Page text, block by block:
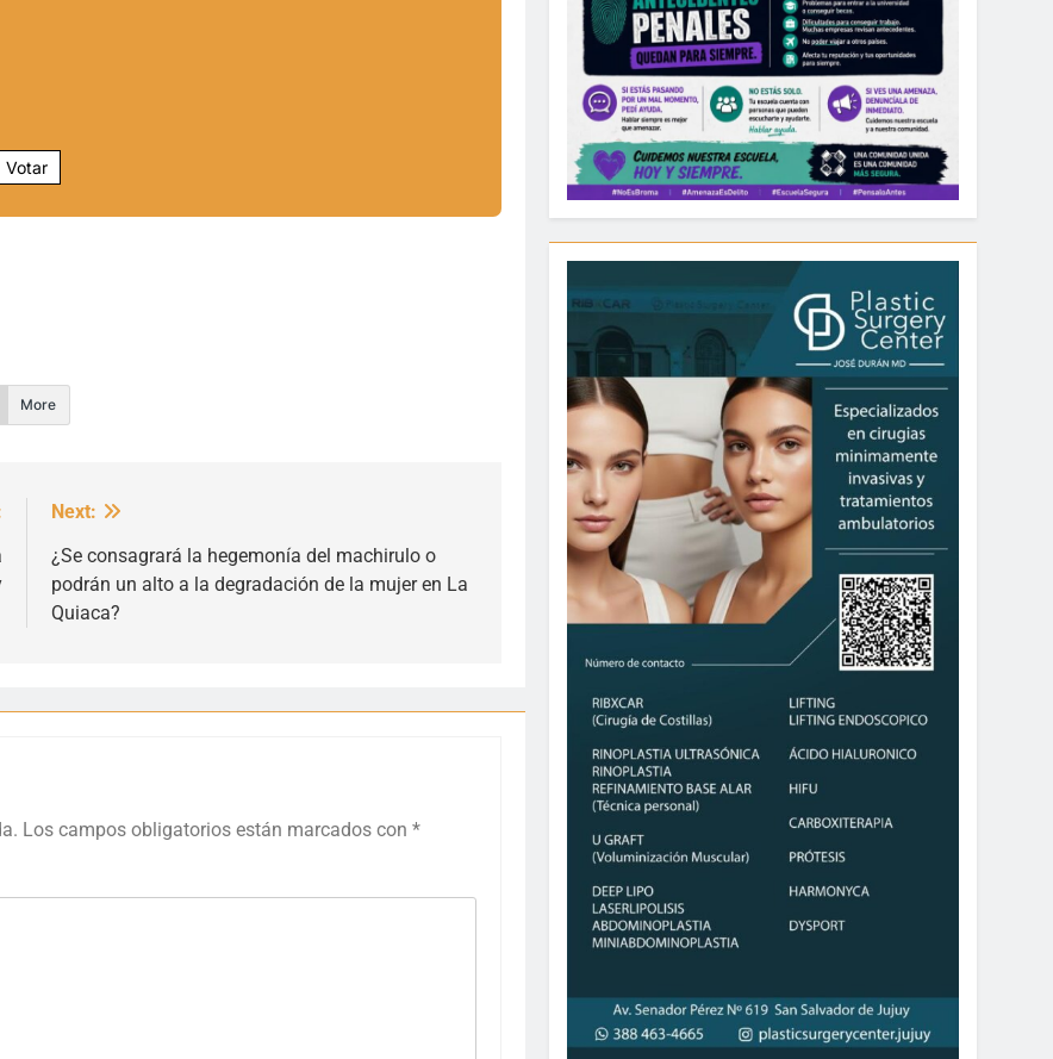
Votar
More
Next:
¿Se consagrará la hegemonía del machirulo o
podrán un alto a la degradación de la mujer en La
Quiaca?
Los campos obligatorios están marcados con *